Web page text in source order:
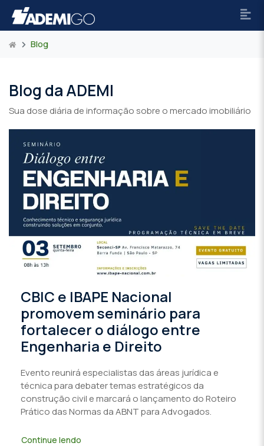
Blog
Blog da ADEMI
Sua dose diária de informação sobre o mercado imobiliário
CBIC e IBAPE Nacional
promovem seminário para
fortalecer o diálogo entre
Engenharia e Direito
Evento reunirá especialistas das áreas jurídica e
técnica para debater temas estratégicos da
construção civil e marcará o lançamento do Roteiro
Prático das Normas da ABNT para Advogados.
Continue lendo